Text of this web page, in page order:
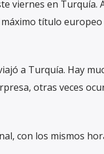
viernes en Turquía.
máximo título europeo
a Turquía. Hay
otras veces
con los mismos